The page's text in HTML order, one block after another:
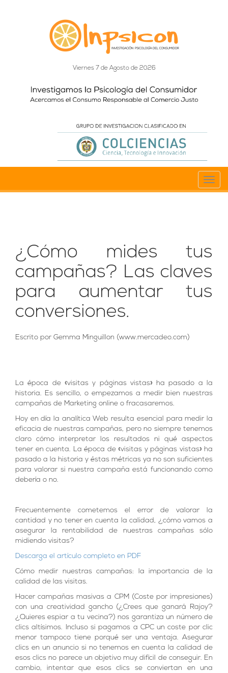
Viernes 7 de Agosto de 2026
¿Cómo mides tus
campañas? Las claves
para aumentar tus
conversiones.
Escrito por Gemma Minguillon (www.mercadeo.com)
La época de «visitas y páginas vistas» ha pasado a la
historia. Es sencillo, o empezamos a medir bien nuestras
campañas de Marketing online o fracasaremos.
Hoy en día la analítica Web resulta esencial para medir la
eficacia de nuestras campañas, pero no siempre tenemos
claro cómo interpretar los resultados ni qué aspectos
tener en cuenta. La época de «visitas y páginas vistas» ha
pasado a la historia y éstas métricas ya no son suficientes
para valorar si nuestra campaña está funcionando como
debería o no.
Frecuentemente cometemos el error de valorar la
cantidad y no tener en cuenta la calidad, ¿cómo vamos a
asegurar la rentabilidad de nuestras campañas sólo
midiendo visitas?
Descarga el artículo completo en PDF
Cómo medir nuestras campañas: la importancia de la
calidad de las visitas.
Hacer campañas masivas a CPM (Coste por impresiones)
con una creatividad gancho (¿Crees que ganará Rajoy?
¿Quieres espiar a tu vecina?) nos garantiza un número de
clics altísimos. Incluso si pagamos a CPC un coste por clic
menor tampoco tiene porqué ser una ventaja. Asegurar
clics en un anuncio si no tenemos en cuenta la calidad de
esos clics no parece un objetivo muy difícil de conseguir. En
cambio, intentar que esos clics se conviertan en una